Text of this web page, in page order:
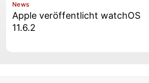
News
Apple veröffentlicht watchOS
11.6.2